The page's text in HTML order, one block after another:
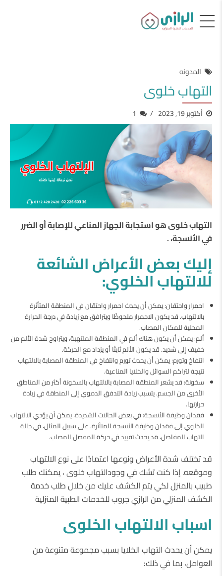
المدونه
التهاب خلوى
أكتوبر 19, 2023 1
التهاب خلوى هو استجابة الجهاز المناعي للإصابة أو الضرر
في الأنسجة، .
إليك بعض الأعراض الشائعة
للالتهاب الخلوي:
احمرار واحتقان: يمكن أن يحدث احمرار واحتقان في المنطقة المتأثرة
بالالتهاب. قد يكون الاحمرار ملحوظًا ويترافق مع زيادة في درجة الحرارة
المحلية للمكان المصاب.
ألم: يمكن أن يكون هناك ألم في المنطقة الملتهبة، ويتراوح شدة الألم من
خفيف إلى شديد. قد يكون الألم ثابتًا أو يزداد مع الحركة.
انتفاخ وتورم: يمكن أن يحدث تورم وانتفاخ في المنطقة المصابة بالالتهاب
نتيجة لتراكم السوائل والخلايا المناعية.
سخونة: قد يشعر المنطقة المصابة بالالتهاب بالسخونة أكثر من المناطق
الأخرى من الجسم. يتسبب زيادة التدفق الدموي إلى المنطقة في زيادة
حرارتها.
فقدان وظيفة الأنسجة: في بعض الحالات الشديدة، يمكن أن يؤدي الالتهاب
الخلوي إلى فقدان وظيفة الأنسجة المتأثرة. على سبيل المثال، في حالة
التهاب المفاصل، قد يحدث تقييد في حركة المفصل المصاب.
قد تختلف شدة الأعراض ونوعها اعتمادًا على نوع الالتهاب
وموقعه. إذا كنت تشك في وجودالتهاب خلوى ، يمكنك طلب
طبيب بالمنزل لكي يتم الكشف عليك من خلال طلب خدمة
الكشف المنزلي من الرازي جروب للخدمات الطبية المنزلية
اسباب الالتهاب الخلوى
يمكن أن يحدث التهاب الخلايا بسبب مجموعة متنوعة من
العوامل، بما في ذلك: